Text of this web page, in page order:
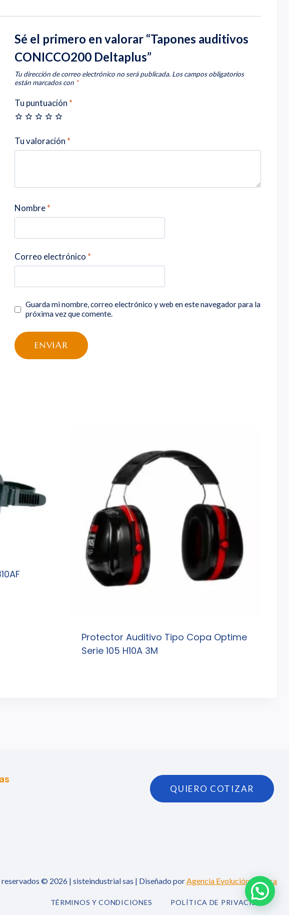
Sé el primero en valorar “Tapones auditivos
CONICCO200 Deltaplus”
Tu dirección de correo electrónico no será publicada. Los campos obligatorios
están marcados con *
Tu puntuación *
Tu valoración *
Nombre*
Correo electrónico *
Guarda mi nombre, correo electrónico y web en este navegador para la
próxima vez que comente.
Protector Auditivo Tipo Copa Optime
Serie 105 H10A 3M
QUIERO COTIZAR
reservados © 2026 | sisteindustrial sas | Diseñado por Agencia Evolución Gráfica
TÉRMINOS Y CONDICIONES POLÍTICA DE PRIVACIDAD